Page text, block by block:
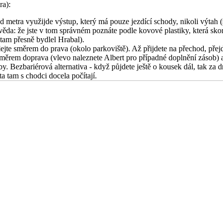
metra využijde výstup, který má pouze jezdící schody, nikoli výtah
že jste v tom správném poznáte podle kovové plastiky, která
přesně bydlel Hrabal).
směrem do prava (okolo parkoviště). Až přijdete na přechod,
doprava (vlevo naleznete Albert pro případné doplnění
Bezbariérová alternativa - když půjdete ještě o kousek dál, tak za
tam s chodci docela počítají.